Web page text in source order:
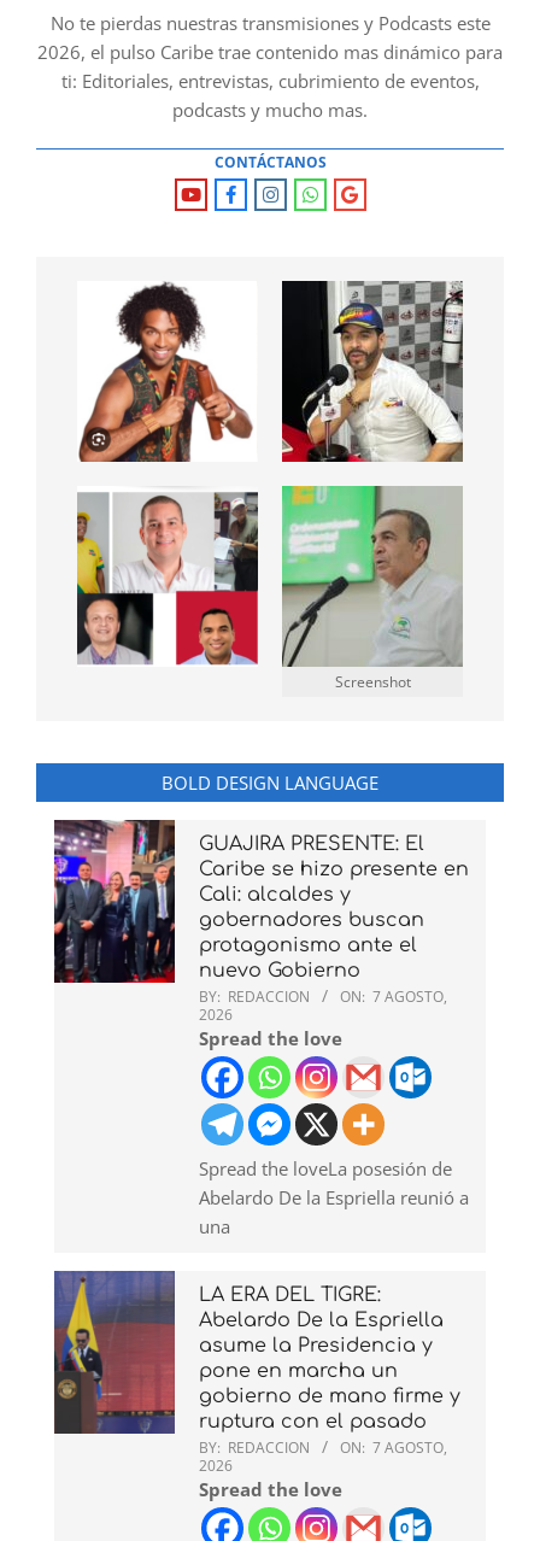
No te pierdas nuestras transmisiones y Podcasts este
2026, el pulso Caribe trae contenido mas dinámico para
ti: Editoriales, entrevistas, cubrimiento de eventos,
podcasts y mucho mas.
CONTÁCTANOS
Screenshot
BOLD DESIGN LANGUAGE
GUAJIRA PRESENTE: El
Caribe se hizo presente en
Cali: alcaldes y
gobernadores buscan
protagonismo ante el
nuevo Gobierno
BY: REDACCION ON: 7 AGOSTO,
2026
Spread the love
Spread the loveLa posesión de
Abelardo De la Espriella reunió a
una
LA ERA DEL TIGRE:
Abelardo De la Espriella
asume la Presidencia y
pone en marcha un
gobierno de mano firme y
ruptura con el pasado
BY: REDACCION ON: 7 AGOSTO,
2026
Spread the love